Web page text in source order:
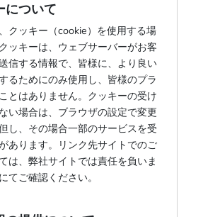
について
クッキー（cookie）を使用する場
ッキーは、ウェブサーバーがお客
信する情報で、皆様に、より良い
るためにのみ使用し、皆様のプラ
とはありません。クッキーの受け
い場合は、ブラウザの設定で変更
し、その場合一部のサービスを受
あります。リンク先サイトでのご
は、弊社サイトでは責任を負いま
てご確認ください。